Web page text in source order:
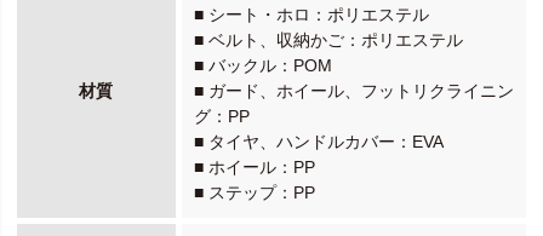
材質
■ シート・ホロ：ポリエステル
■ ベルト、収納かご：ポリエステル
■ バックル：POM
■ ガード、ホイール、フットリクライニン
グ：PP
■ タイヤ、ハンドルカバー：EVA
■ ホイール：PP
■ ステップ：PP